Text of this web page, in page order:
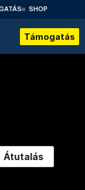
SHOP
Támogatás
Átutalás